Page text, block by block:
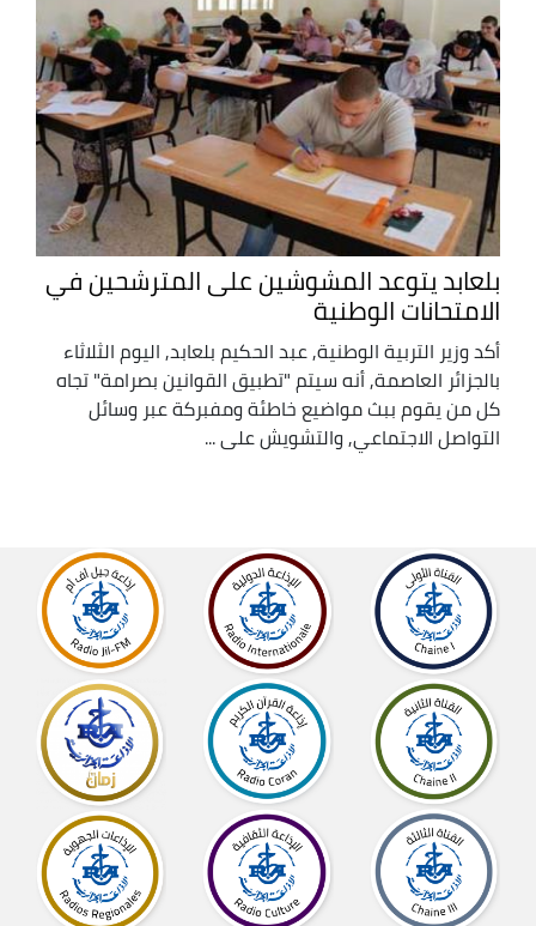
بلعابد يتوعد المشوشين على المترشحين في
الامتحانات الوطنية
أكد وزير التربية الوطنية, عبد الحكيم بلعابد, اليوم الثلاثاء
بالجزائر العاصمة, أنه سيتم "تطبيق القوانين بصرامة" تجاه
كل من يقوم ببث مواضيع خاطئة ومفبركة عبر وسائل
التواصل الاجتماعي, والتشويش على ...